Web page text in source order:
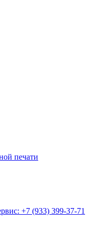
печати
+7 (933) 399-37-71